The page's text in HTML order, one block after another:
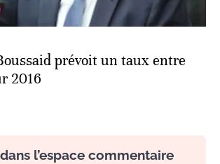
prévoit un taux entre
2016
l’espace commentaire